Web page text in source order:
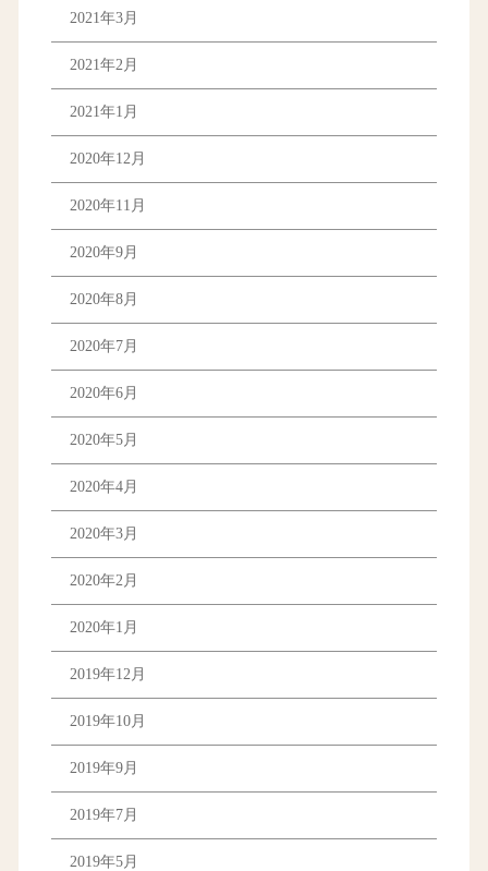
2021年3月
2021年2月
2021年1月
2020年12月
2020年11月
2020年9月
2020年8月
2020年7月
2020年6月
2020年5月
2020年4月
2020年3月
2020年2月
2020年1月
2019年12月
2019年10月
2019年9月
2019年7月
2019年5月